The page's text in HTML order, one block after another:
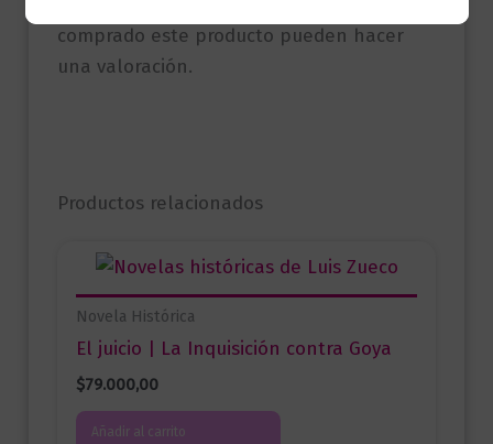
comprado este producto pueden hacer
una valoración.
Productos relacionados
Novela Histórica
El juicio | La Inquisición contra Goya
$79.000,00
Añadir al carrito